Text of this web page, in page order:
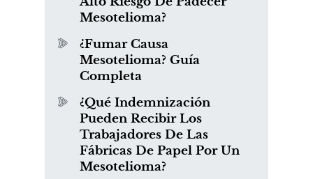
Mesotelioma?
¿Fumar Causa
Mesotelioma? Guía
Completa
¿Qué Indemnización
Pueden Recibir Los
Trabajadores De Las
Fábricas De Papel Por Un
Mesotelioma?